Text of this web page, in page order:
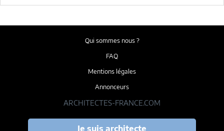
Qui sommes nous ?
FAQ
Mentions légales
Annonceurs
ARCHITECTES-FRANCE.COM
Je suis architecte